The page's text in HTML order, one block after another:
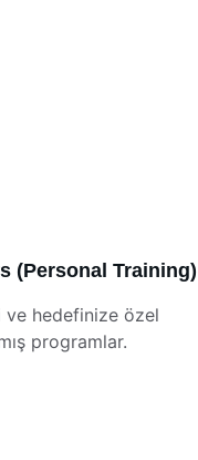
ve hedefinize özel
programlar.
(Personal Training)